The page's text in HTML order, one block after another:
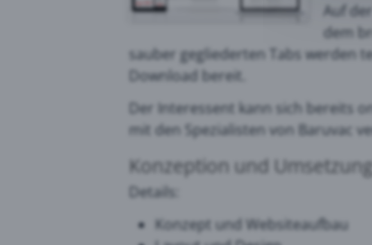
Auf
dem
sauber gegliederten Tabs werden
Download bereit.
Der Interessent kann sich bereits
mit den Spezialisten von Baruvac
Konzeption und Umsetzung
Details:
Konzept und Websiteaufbau